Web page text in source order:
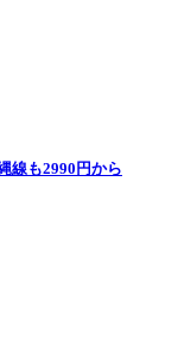
線も2990円から